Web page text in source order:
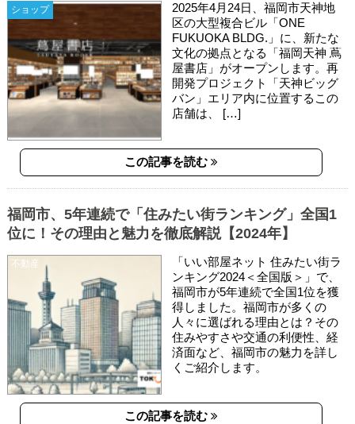
ショップ
2025年4月24日、福岡市天神地
区の大型複合ビル「ONE
FUKUOKA BLDG.」に、新たな
文化の拠点となる「福岡天神 蔦
屋書店」がオープンします。再
開発プロジェクト「天神ビッグ
バン」エリア内に位置するこの
店舗は、 […]
この記事を読む
不動産
福岡市、5年連続で「住みたい街ランキング」全国1
位に！その理由と魅力を徹底解説【2024年】
「いい部屋ネット 住みたい街ラ
ンキング2024＜全国版＞」で、
福岡市が5年連続で全国1位を獲
得しました。福岡市が多くの
人々に選ばれる理由とは？その
住みやすさや交通の利便性、経
済面など、福岡市の魅力を詳し
くご紹介します。
この記事を読む